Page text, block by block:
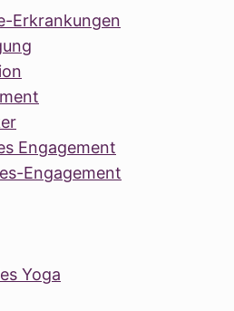
Erkrankungen
Engagement
Engagement
Yoga